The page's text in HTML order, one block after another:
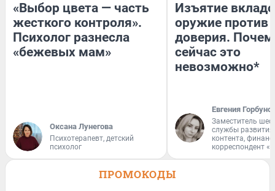
«Выбор цвета — часть
жесткого контроля».
Психолог разнесла
«бежевых мам»
Оксана Лунегова
Психотерапевт, детский
психолог
Изъятие
оружие против
доверия.
сейчас это
невозможно*
Евгения
Заместитель
службы
контента,
корреспондент
ПРОМОКОДЫ